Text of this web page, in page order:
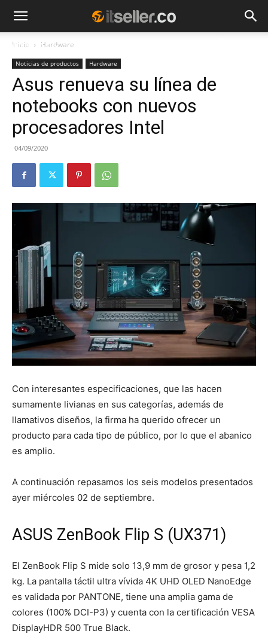
NOTICIAS
Inicio Hardware
Noticias de productos Hardware
Asus renueva su línea de
notebooks con nuevos
procesadores Intel
04/09/2020
Con interesantes especificaciones, que las hacen
sumamente livianas en sus categorías, además de
llamativos diseños, la firma ha querido ofrecer un
producto para cada tipo de público, por lo que el abanico
es amplio.
A continuación repasamos los seis modelos presentados
ayer miércoles 02 de septiembre.
ASUS ZenBook Flip S (UX371)
El ZenBook Flip S mide solo 13,9 mm de grosor y pesa 1,2
kg. La pantalla táctil ultra vívida 4K UHD OLED NanoEdge
es validada por PANTONE, tiene una amplia gama de
colores (100% DCI-P3) y cuenta con la certificación VESA
DisplayHDR 500 True Black.